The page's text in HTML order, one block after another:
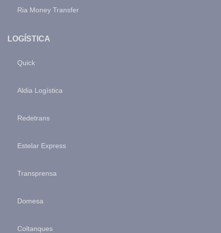
Ria Money Transfer
LOGÍSTICA
Quick
Aldia Logística
Redetrans
Estelar Express
Transprensa
Domesa
Coltanques